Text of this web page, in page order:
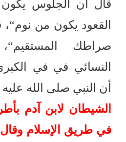
قال أن الجلوس
القعود يكون من نوم“،
صراطك المستقيم“
النسائي في في
أن النبي صلى الله
الشيطان لابن آدم
في طريق الإسلام وقال